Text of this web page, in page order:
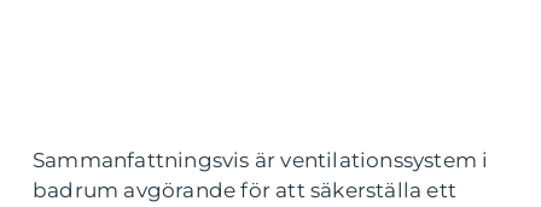
Sammanfattningsvis är ventilationssystem i
badrum avgörande för att säkerställa ett